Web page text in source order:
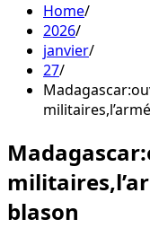
Home
2026
janvier
27
blason